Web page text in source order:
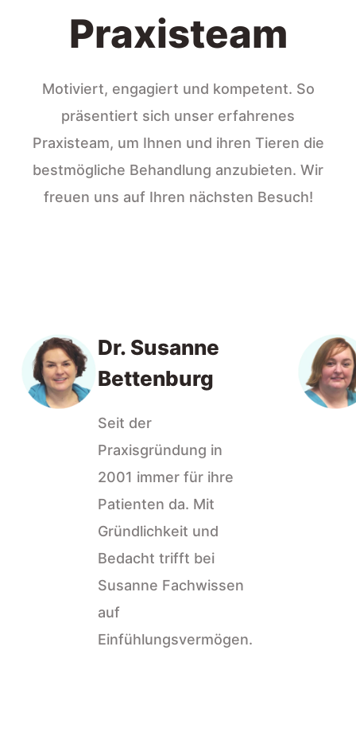
Praxisteam
Motiviert, engagiert und kompetent. So
präsentiert sich unser erfahrenes
Praxisteam, um Ihnen und ihren Tieren die
bestmögliche Behandlung anzubieten. Wir
freuen uns auf Ihren nächsten Besuch!
Dr. Susanne
Bettenburg
Seit der
Praxisgründung in
2001 immer für ihre
Patienten da. Mit
Gründlichkeit und
Bedacht trifft bei
Susanne Fachwissen
auf
Einfühlungsvermögen.